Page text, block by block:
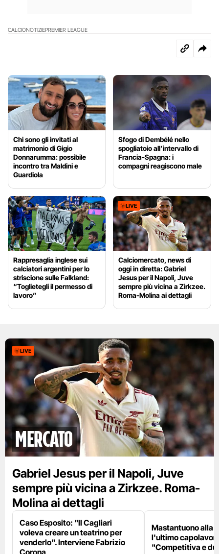
CALCIONOTIZIEPREMIER LEAGUE
Chi sono gli invitati al
matrimonio di Gigio
Donnarumma: possibile
incontro tra Maldini e
Guardiola
Sfogo di Dembélé nello
spogliatoio all’intervallo di
Francia-Spagna: i
compagni reagiscono male
Rappresaglia inglese sui
calciatori argentini per lo
striscione sulle Falkland:
“Toglietegli il permesso di
lavoro”
LIVE
Calciomercato, news di
oggi in diretta: Gabriel
Jesus per il Napoli, Juve
sempre più vicina a Zirkzee.
Roma-Molina ai dettagli
LIVE
mercato
Gabriel Jesus per il Napoli, Juve
sempre più vicina a Zirkzee. Roma-
Molina ai dettagli
Caso Esposito: "Il Cagliari
voleva creare un teatrino per
venderlo". Interviene Fabrizio
Mastantuono alla
l'ultimo
"Competitiva e